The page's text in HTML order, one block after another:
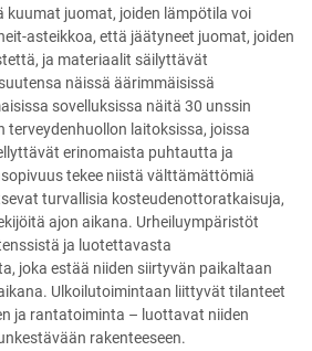
kuumat juomat, joiden lämpötila voi
asteikkoa, että jäätyneet juomat, joiden
ja materiaalit säilyttävät
näissä äärimmäisissä
sovelluksissa näitä 30 unssin
terveydenhuollon laitoksissa, joissa
erinomaista puhtautta ja
tekee niistä välttämättömiä
turvallisia kosteudenottoratkaisuja,
ajon aikana. Urheiluympäristöt
ja luotettavasta
joka estää niiden siirtyvän paikaltaan
Ulkoilutoimintaan liittyvät tilanteet
ja rantatoiminta – luottavat niiden
rakenteeseen.